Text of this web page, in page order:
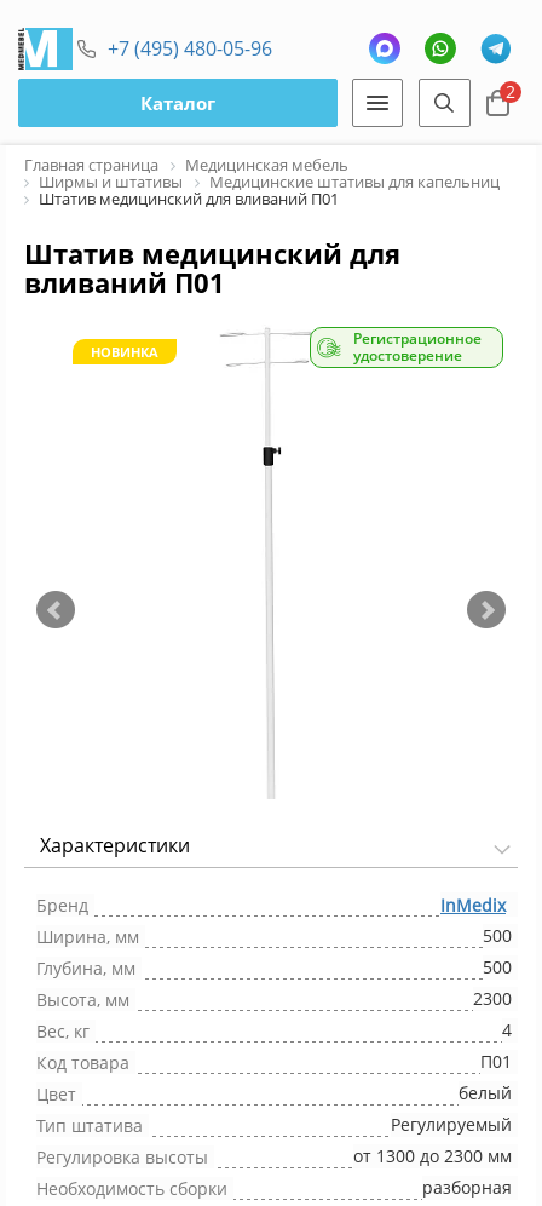
+7 (495) 480-05-96
Каталог 2
Главная страница Медицинская мебель
Ширмы и штативы Медицинские штативы для капельниц
Штатив медицинский для вливаний П01
Штатив медицинский для
вливаний П01
НОВИНКА
Регистрационное
удостоверение
Характеристики
Бренд
InMedix
Ширина, мм
500
Глубина, мм
500
Высота, мм
2300
Вес, кг
4
Код товара
П01
Цвет
белый
Тип штатива
Регулируемый
Регулировка высоты
от 1300 до 2300 мм
Необходимость сборки
разборная